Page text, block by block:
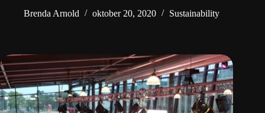
Brenda Arnold
oktober 20, 2020 Sustainability